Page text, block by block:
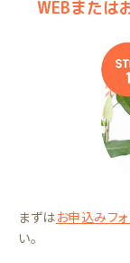
WEBまたは
まずはお申込みフ
い。